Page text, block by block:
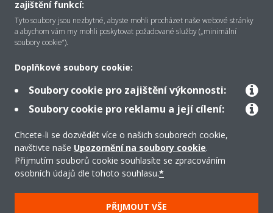
O společnosti Daikin
Řešení
Podpora
Produkty
Copyright © Daikin
zajištění funkcí:
Tyto soubory jsou nezbytné, abyste mohli procházet naše webové stránky
a abychom vám my mohli poskytovat požadované služby („minimální
soubory cookie“).
Doplňkové soubory cookie:
Soubory cookie pro zajištění výkonnosti:
Soubory cookie pro reklamu a její cílení:
Chcete-li se dozvědět více o našich souborech cookie,
navštivte naše Upozornění na soubory cookie.
Přijmutím souborů cookie souhlasíte se zpracováním
osobních údajů dle tohoto souhlasu.*
PŘIJMOUT VŠE